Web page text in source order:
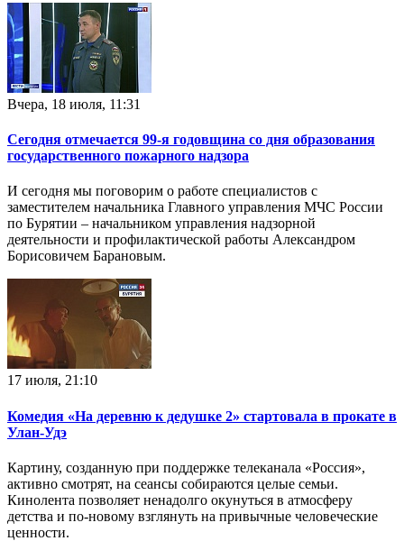
Вчера, 18 июля, 11:31
Сегодня отмечается 99-я годовщина со дня образования
государственного пожарного надзора
И сегодня мы поговорим о работе специалистов с
заместителем начальника Главного управления МЧС России
по Бурятии – начальником управления надзорной
деятельности и профилактической работы Александром
Борисовичем Барановым.
17 июля, 21:10
Комедия «На деревню к дедушке 2» стартовала в прокате в
Улан‑Удэ
Картину, созданную при поддержке телеканала «Россия»,
активно смотрят, на сеансы собираются целые семьи.
Кинолента позволяет ненадолго окунуться в атмосферу
детства и по-новому взглянуть на привычные человеческие
ценности.